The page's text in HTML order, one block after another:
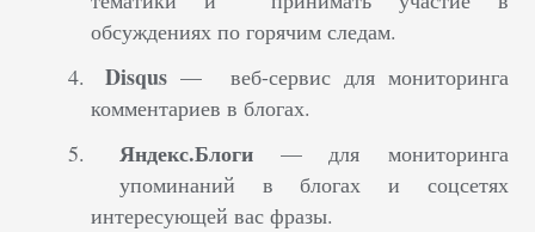
обсуждениях по горячим следам.
Disqus — веб-сервисдля мониторинга
комментариев в блогах.
Яндекс.Блоги— для мониторинга
упоминаний в блогах и соцсетях
интересующей вас фразы.